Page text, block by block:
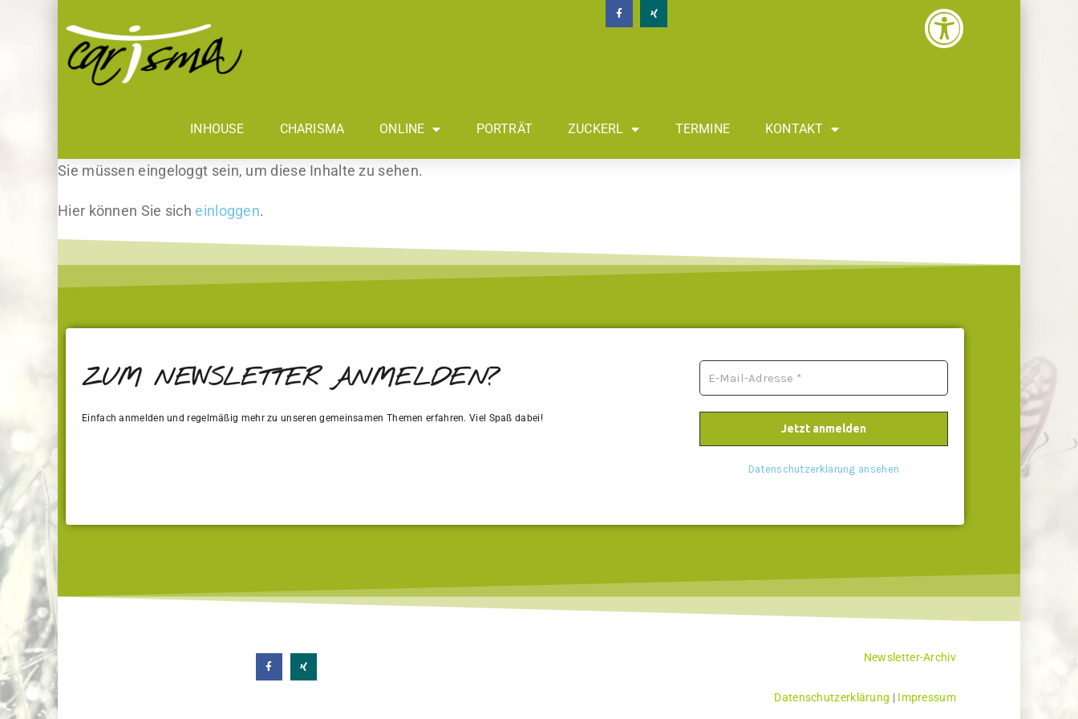
INHOUSE CHARISMA ONLINE PORTRÄT ZUCKERL TERMINE KONTAKT
Sie müssen eingeloggt sein, um diese Inhalte zu sehen.
Hier können Sie sicheinloggen.
ZUM NEWSLETTER ANMELDEN?
Einfach anmelden und regelmäßig mehr zu unseren gemeinsamen Themen erfahren. Viel Spaß dabei!
Datenschutzerklärung ansehen
Newsletter-Archiv
Datenschutzerklärung | Impressum